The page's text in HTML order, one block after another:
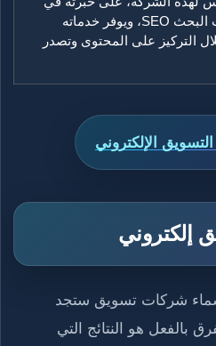
تهيئة محركات البحث SEO، ويوفر خدماته
التركيز على المحتوى وتصدر
الإلكتروني
إلكتروني
شركات تسويق ستجد
بالفعل هو النتائج التي